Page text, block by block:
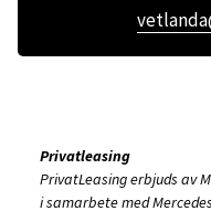
Privatleasing
PrivatLeasing erbjuds av
i samarbete med